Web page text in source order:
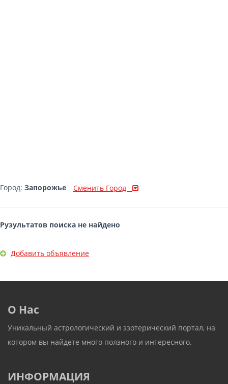
Город: Запорожье Сменить Город
Рузультатов поиска не найдено
Добавить объявление
О Нас
Уникальный астрологический и эзотерический портал, на
котором вы найдете много ползного и интересного.
ИНФОРМАЦИЯ